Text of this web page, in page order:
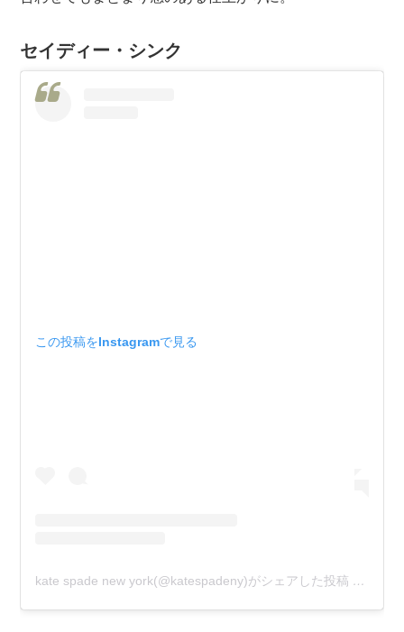
セイディー・シンク
この投稿をInstagramで見る
kate spade new york(@katespadeny)がシェアした投稿